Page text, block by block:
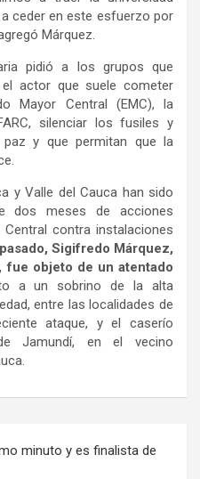
ceder en este esfuerzo por
Márquez.
pidió a los grupos que
actor que suele cometer
Mayor Central (EMC), la
silenciar los fusiles y
y que permitan que la
y Valle del Cauca han sido
dos meses de acciones
contra instalaciones
Sigifredo Márquez,
fue objeto de un atentado
a un sobrino de la alta
entre las localidades de
ataque, y el caserío
Jamundí, en el vecino
minuto y es finalista de